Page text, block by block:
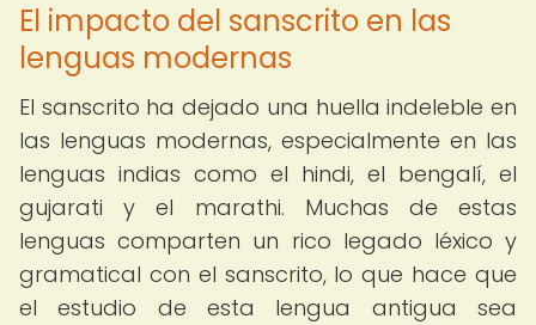
El impacto del sanscrito en las
lenguas modernas
El sanscrito ha dejado una huella indeleble en
las lenguas modernas, especialmente en las
lenguas indias como el hindi, el bengalí, el
gujarati y el marathi. Muchas de estas
lenguas comparten un rico legado léxico y
gramatical con el sanscrito, lo que hace que
el estudio de esta lengua antigua sea